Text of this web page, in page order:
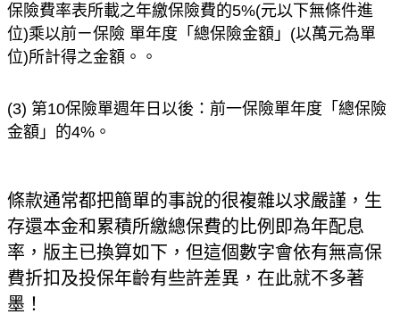
保險費率表所載之年繳保險費的5%(元以下無條件進
位)乘以前ㄧ保險 單年度「總保險金額」(以萬元為單
位)所計得之金額。。
(3) 第10保險單週年日以後：前一保險單年度「總保險
金額」的4%。
條款通常都把簡單的事說的很複雜以求嚴謹，生
存還本金和累積所繳總保費的比例即為年配息
率，版主已換算如下，但這個數字會依有無高保
費折扣及投保年齡有些許差異，在此就不多著
墨！